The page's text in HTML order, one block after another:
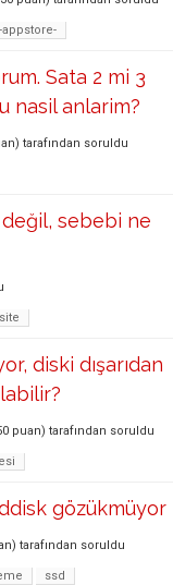
Sata 2 mi 3
nasil anlarim?
tarafından soruldu
sebebi ne
diski dışarıdan
puan) tarafından soruldu
gözükmüyor
tarafından soruldu
ssd